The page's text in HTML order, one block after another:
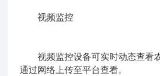
视频监控
视频监控设备可实时动态查看
通过网络上传至平台查看。